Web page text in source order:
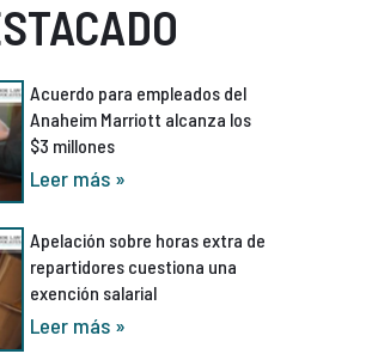
Acuerdo para empleados del
Anaheim Marriott alcanza los
$3 millones
Leer más »
Apelación sobre horas extra de
repartidores cuestiona una
exención salarial
Leer más »